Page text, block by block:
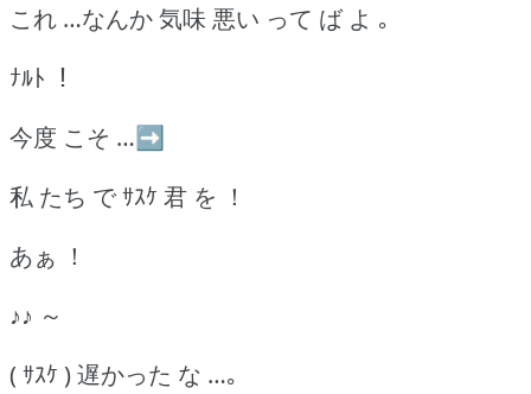
これ …なんか 気味 悪い って ば よ ｡
ﾅﾙﾄ ！
今度 こそ …➡
私 たち で ｻｽｹ 君 を ！
あぁ ！
♪♪ ～
( ｻｽｹ ) 遅かった な …｡